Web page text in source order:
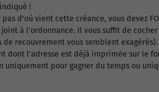
!
d'où vient cette créance, vous devez
à l'ordonnance. Il vous suffit de
recouvrement vous semblent exagérés).
dont l'adresse est déjà imprimée sur le
uniquement pour gagner du temps ou